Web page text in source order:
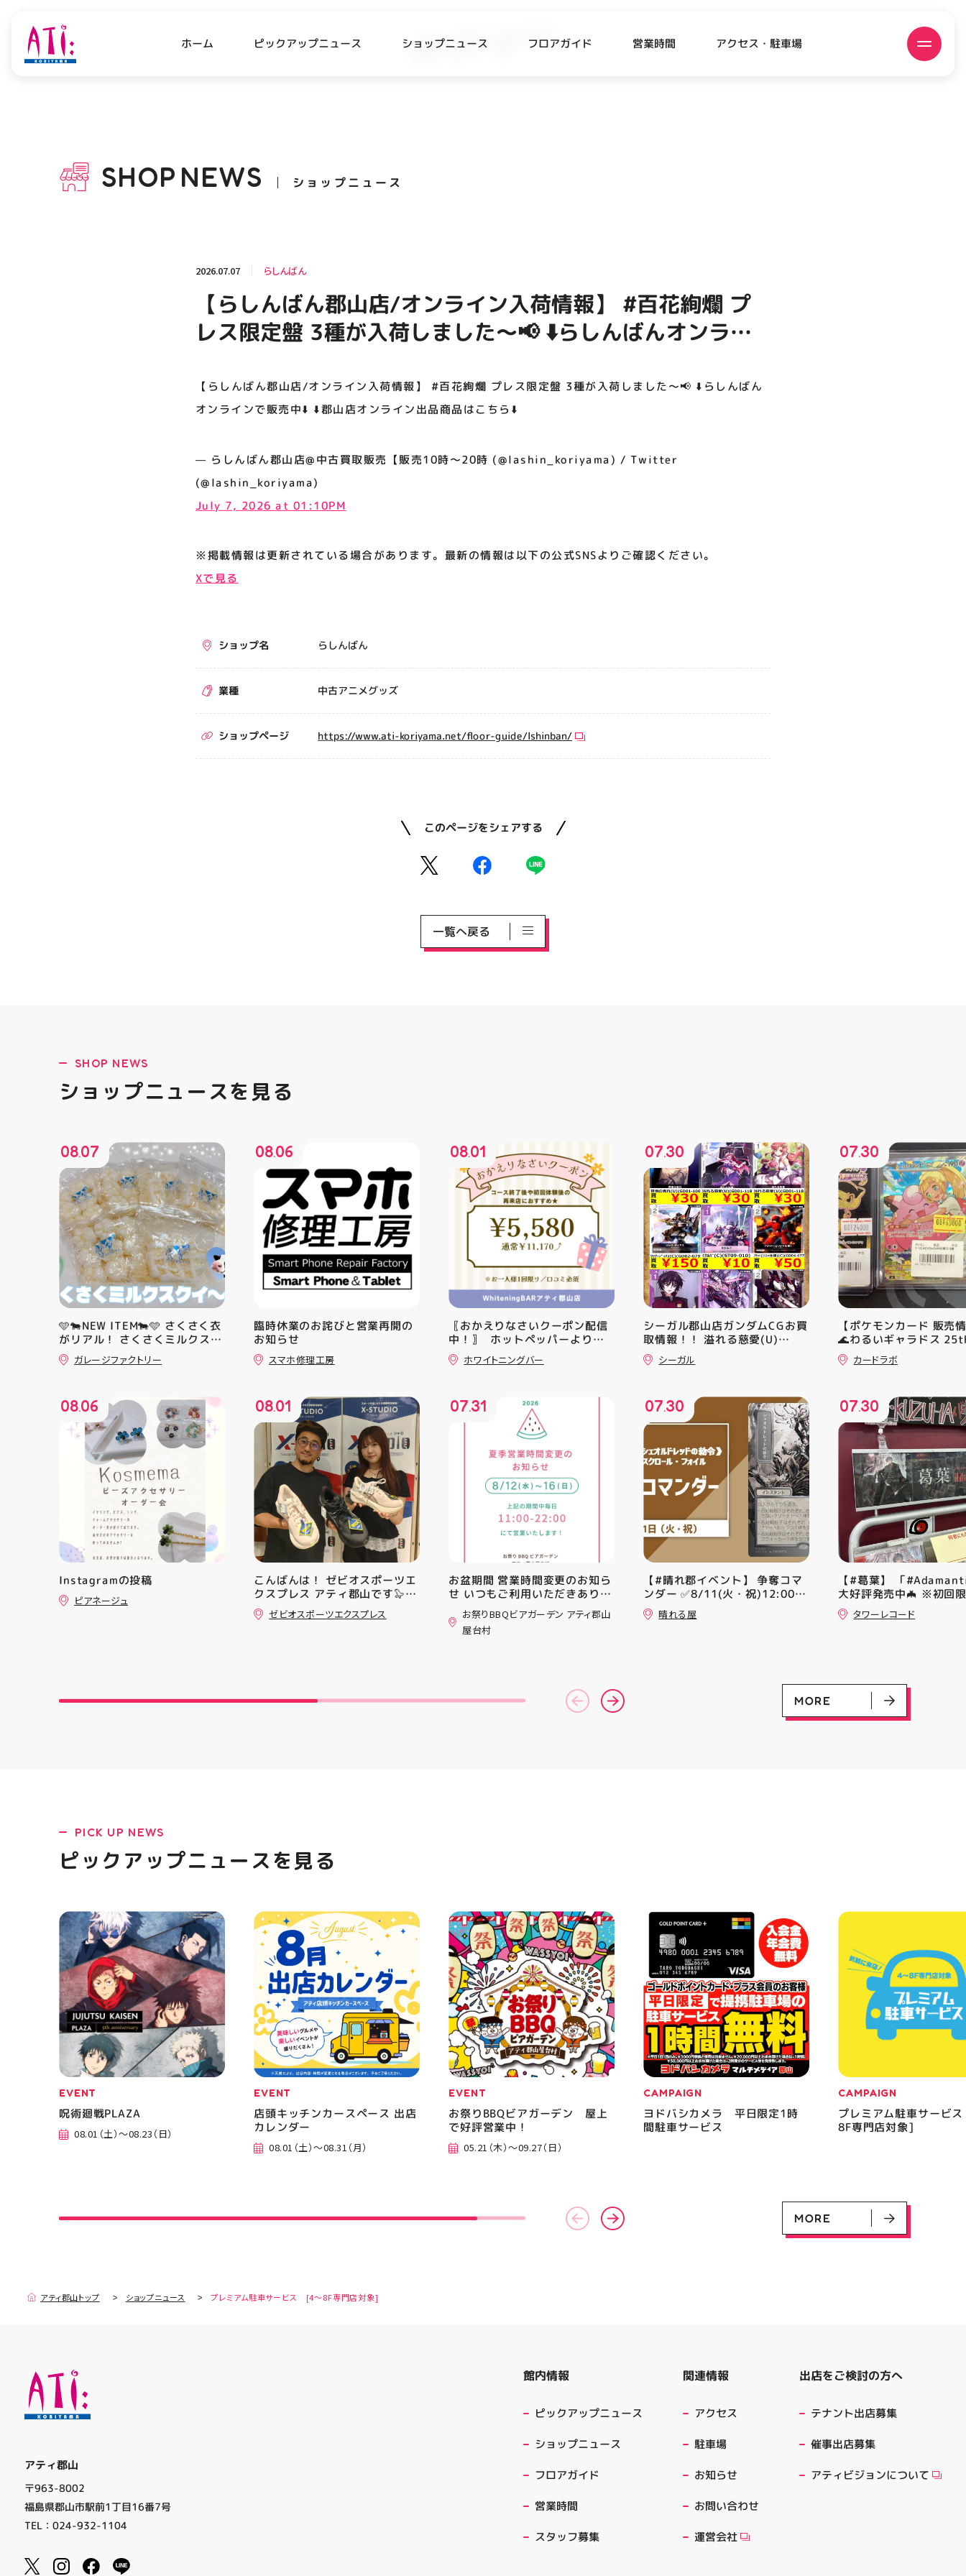
ホーム ピックアップニュース ショップニュース フロアガイド 営業時間 アクセス・駐車場
テナント出店募集
催事出店募集 EVENT
呪術廻戦PLAZA
EVENT
店頭キッチンカースペース 出店
カレンダー
EVENT
お祭りBBQビアガーデン 屋上
で好評営業中！
CAMPAIGN
ヨドバシカメラ 平日限定1時
間駐車サービス
CAMPAIGN
プレミアム駐車サービス [4～
8F専門店対象]
SHOP NEWS ショップニュース
2026.07.07 らしんばん
【らしんばん郡山店/オンライン入荷情報】 #百花絢爛 プ
レス限定盤 3種が入荷しました～📢 ⬇️らしんばんオンライ
【らしんばん郡山店/オンライン入荷情報】 #百花絢爛 プレス限定盤 3種が入荷しました～📢 ⬇️らしんばん
オンラインで販売中⬇️ ⬇️郡山店オンライン出品商品はこちら⬇️
— らしんばん郡山店@中古買取販売【販売10時～20時 (@lashin_koriyama) / Twitter
(@lashin_koriyama)
July 7, 2026 at 01:10PM
※掲載情報は更新されている場合があります。最新の情報は以下の公式SNSよりご確認ください。
Xで見る
ショップ名 らしんばん
業種 中古アニメグッズ
ショップページ https://www.ati-koriyama.net/floor-guide/lshinban/
このページをシェアする
一覧へ戻る
SHOP NEWS
ショップニュースを見る
08.07
🩵🐄NEW ITEM🐄🩵 さくさく衣
がリアル！ さくさくミルクスク
イーズ入荷！ クセになる感触で
すよ 他にもスクイーズ大量入荷
イーズ #アティ郡山 #福島県 #
郡山駅前 #郡山市
ガレージファクトリー
08.06
Instagramの投稿
ピアネージュ
08.06
臨時休業のお詫びと営業再開の
お知らせ
スマホ修理工房
08.01
こんばんは！ ゼビオスポーツエ
クスプレス アティ郡山です🦭
・ ★本日のラジオ★は アシッ
クスからランニングシューズ
☆ASICSGRIPを前足部に追加
ニングシューズの最新作になり
ます！ ・ 気になる方は是非、
でお待ちしております
(⁠◍⁠•⁠ᴗ⁠•⁠◍⁠)⁠ ・ #ゼビオ #アティ
郡山 #福島美少女図鑑 #照山楓
香 #ASICS
ゼビオスポーツエクスプレス
08.01
〖おかえりなさいクーポン配信
中！〗 ⁡ ホットペッパーより通
常￥11,170······▸ ￥5️⃣,5️⃣8️⃣0️⃣
のお得なクーポン配信中です★ ⁡
の再来店におすすめです🦷 ⁡ ⁡ お
一人様1回限りのクーポンにな
りますので、是非お試し下さい ⁡
ご予約、ご来店お待ちしており
ます️ #ホワイトニンク #ホワイ
トニングキャンペーン
#whitening #歯が白い #歯の
ホワイトニングバー
07.31
お盆期間 営業時間変更のお知ら
せ いつもご利用いただきありが
とうございます！ 8月12日
(水)〜8月16日(日) は、 営業時
間を変更して営業いたします
事やご友人との集まり、夏休み
のお出かけにもぴったり！ 屋台
グルメとBBQを一緒に楽しめる
ぶらBBQ #お盆 #夏休み #郡山
ランチ #郡山ディナー #家族で
おでかけ #夏の思い出 #BBQ
お祭りBBQビアガーデン アティ郡山
屋台村
07.30
シーガル郡山店ガンダムCGお買
取情報！！ 溢れる慈愛(U)
(GD01-118) ￥30 覚悟の表れ
(U)(GD01-100) ￥30 ﾌﾗｯﾄ(ﾐﾘ
シーガル
07.30
【#晴れ郡イベント】 争奪コマ
ンダー ✅8/11(火・祝)12:00~
⚔️イベント構成⚔️ スイスドロー
+決勝ラウンド 🏆賞品一覧🏆
晴れる屋
07.30
【ポケモンカード 販売
🌊わるいギャラドス
ーリエのピッピex 🔮ミ
vmax UR 入荷いたしま
カードラボ
07.30
【#葛葉】 「
大好評発売中🦇 ※初回
A、Bは店頭分在庫切れ
す🙇‍♀️ 発売を記念したコ
▼お取置きはこちらから
タワーレコード
MORE
PICK UP NEWS
ピックアップニュースを見る
EVENT
呪術廻戦PLAZA
08.01（土）～08.23（日）
EVENT
店頭キッチンカースペース 出店
カレンダー
08.01（土）～08.31（月）
EVENT
お祭りBBQビアガーデン 屋上
で好評営業中！
05.21（木）～09.27（日）
CAMPAIGN
ヨドバシカメラ 平日限定1時
間駐車サービス
CAMPAIGN
プレミアム駐車サービ
8F専門店対象]
MORE
アティ郡山トップ ショップニュース プレミアム駐車サービス [4～8F専門店対象]
アティ郡山
〒963-8002
福島県郡山市駅前1丁目16番7号
TEL：024-932-1104
館内情報
ピックアップニュース
ショップニュース
フロアガイド
営業時間
スタッフ募集
関連情報
アクセス
駐車場
お知らせ
お問い合わせ
運営会社
出店をご検討の方へ
テナント出店募集
催事出店募集
アティビジョンについて